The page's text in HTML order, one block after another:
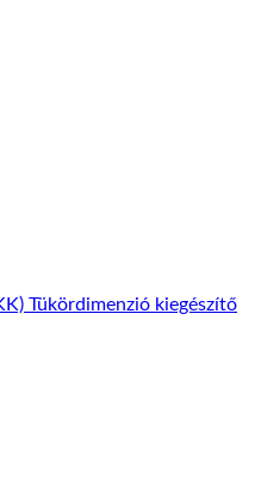
Tükördimenzió kiegészítő